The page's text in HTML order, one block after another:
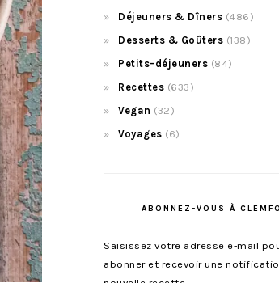
Déjeuners & Dîners (486)
Desserts & Goûters (138)
Petits-déjeuners (84)
Recettes (633)
Vegan (32)
Voyages (6)
ABONNEZ-VOUS À
Saisissez votre adresse e-mail
abonner et recevoir une